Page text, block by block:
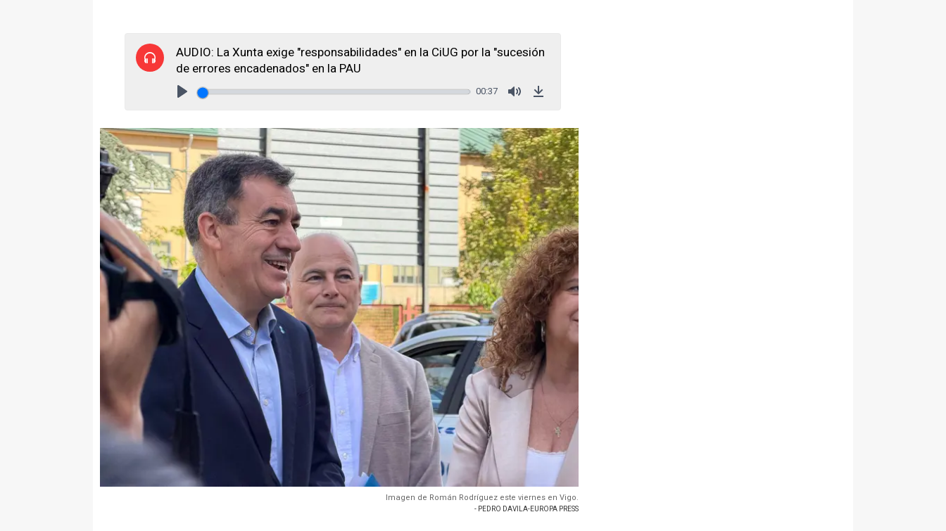
AUDIO: La Xunta exige "responsabilidades" en la CiUG por la "sucesión
de errores encadenados" en la PAU
00:37
Imagen de Román Rodríguez este viernes en Vigo.
- PEDRO DAVILA-EUROPA PRESS